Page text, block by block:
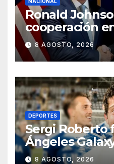
Ronald
cooperación
EU para la
región
Michoacán
8 AGOSTO, 2026
DEPORTES
Sergi Roberto
Ángeles
libre hasta
8 AGOSTO, 2026